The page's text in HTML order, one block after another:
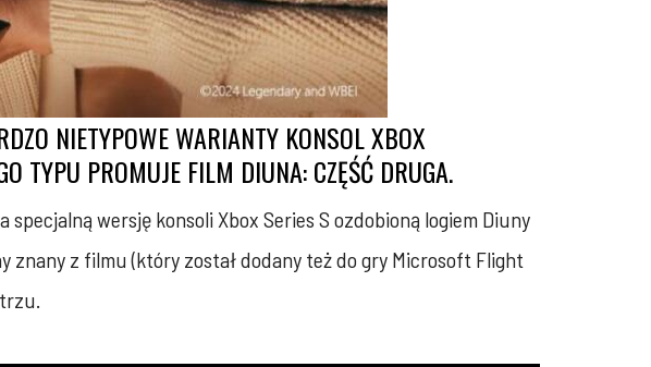
NIETYPOWE WARIANTY KONSOL XBOX
TYPU PROMUJE FILM DIUNA: CZĘŚĆ DRUGA.
wersję konsoli Xbox Series S ozdobioną logiem Diuny
z filmu (który został dodany też do gry Microsoft Flight